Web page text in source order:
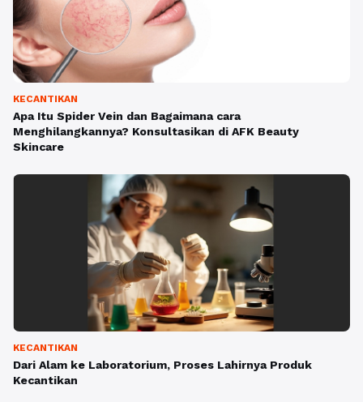
KECANTIKAN
Apa Itu Spider Vein dan Bagaimana cara
Menghilangkannya? Konsultasikan di AFK Beauty
Skincare
KECANTIKAN
Dari Alam ke Laboratorium, Proses Lahirnya Produk
Kecantikan